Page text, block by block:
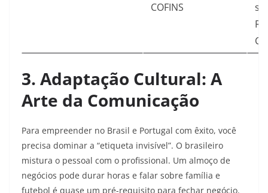
COFINS
3. Adaptação Cultural: A
Arte da Comunicação
Para empreender no Brasil e Portugal com êxito, você
precisa dominar a “etiqueta invisível”. O brasileiro
mistura o pessoal com o profissional. Um almoço de
negócios pode durar horas e falar sobre família e
futebol é quase um pré-requisito para fechar negócio.